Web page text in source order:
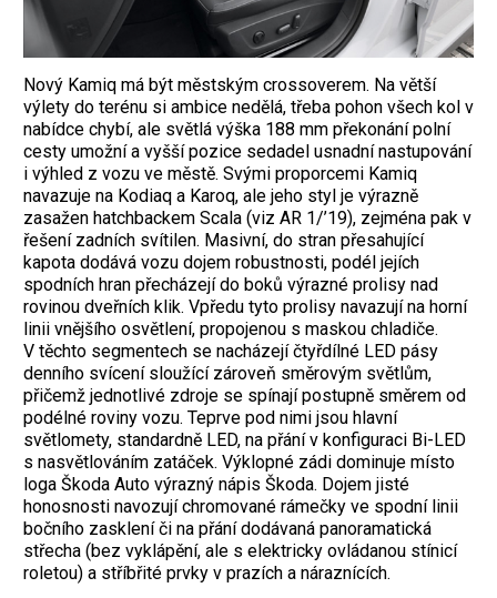
Nový Kamiq má být městským crossoverem. Na větší
výlety do terénu si ambice nedělá, třeba pohon všech kol v
nabídce chybí, ale světlá výška 188 mm překonání polní
cesty umožní a vyšší pozice sedadel usnadní nastupování
i výhled z vozu ve městě. Svými proporcemi Kamiq
navazuje na Kodiaq a Karoq, ale jeho styl je výrazně
zasažen hatchbackem Scala (viz AR 1/’19), zejména pak v
řešení zadních svítilen. Masivní, do stran přesahující
kapota dodává vozu dojem robustnosti, podél jejích
spodních hran přecházejí do boků výrazné prolisy nad
rovinou dveřních klik. Vpředu tyto prolisy navazují na horní
linii vnějšího osvětlení, propojenou s maskou chladiče.
V těchto segmentech se nacházejí čtyřdílné LED pásy
denního svícení sloužící zároveň směrovým světlům,
přičemž jednotlivé zdroje se spínají postupně směrem od
podélné roviny vozu. Teprve pod nimi jsou hlavní
světlomety, standardně LED, na přání v konfiguraci Bi-LED
s nasvětlováním zatáček. Výklopné zádi dominuje místo
loga Škoda Auto výrazný nápis Škoda. Dojem jisté
honosnosti navozují chromované rámečky ve spodní linii
bočního zasklení či na přání dodávaná panoramatická
střecha (bez vyklápění, ale s elektricky ovládanou stínicí
roletou) a stříbřité prvky v prazích a náraznících.